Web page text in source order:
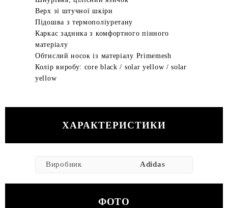
Верх зі штучної шкіри
Підошва з термополіуретану
Каркас задника з комфортного пінного
матеріалу
Обтислий носок із матеріалу Primemesh
Колір виробу: core black / solar yellow / solar
yellow
ХАРАКТЕРИСТИКИ
Виробник Adidas
ФОТО